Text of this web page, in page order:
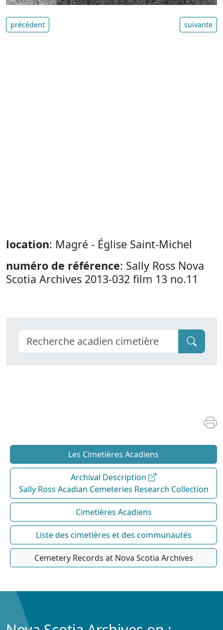
précédent suivante
location: Magré - Église Saint-Michel
numéro de référence: Sally Ross Nova
Scotia Archives 2013-032 film 13 no.11
Les Cimetières Acadiens
Archival Description
Sally Ross Acadian Cemeteries Research Collection
Cimetières Acadiens
Liste des cimetières et des communautés
Cemetery Records at Nova Scotia Archives